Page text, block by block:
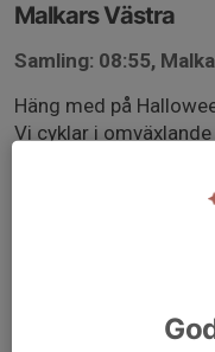
Malkars Västra
Samling: 08:55,
Häng med på
Vi cyklar i
Lämpligast cykel är
Klubben bjussar på
Fart efter kamrat med